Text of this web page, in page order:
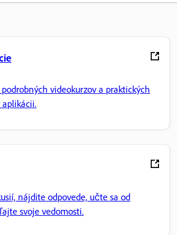
videokurzov a praktických
nájdite odpovede, učte sa od
svoje vedomosti.